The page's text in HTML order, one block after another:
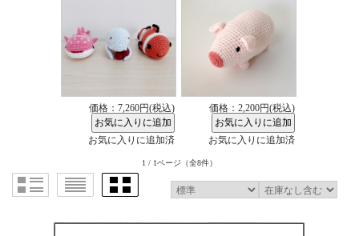
価格：7,260円(税込)
お気に入りに追加済
価格：2,200円(税込)
お気に入りに追加済
1 / 1ページ （全8件）